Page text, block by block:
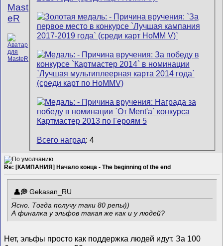
Mast
eR
Всего наград: 4
Re: [КАМПАНИЯ] Начало конца - The beginning of the end
Gekasan_RU
Ясно. Тогда получу таки 80 репы))
А финалка у эльфов такая же как и у людей?
Нет, эльфы просто как поддержка людей идут. За 100